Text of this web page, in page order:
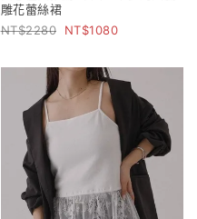
雕花蕾絲裙
2280
1080